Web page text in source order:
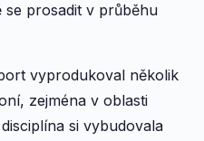
se prosadit v průběhu
vyprodukoval několik
zejména v oblasti
si vybudovala